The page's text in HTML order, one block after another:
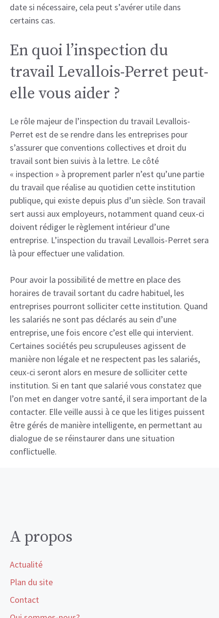
date si nécessaire, cela peut s’avérer utile dans
certains cas.
En quoi l’inspection du
travail Levallois-Perret peut-
elle vous aider ?
Le rôle majeur de l’inspection du travail Levallois-
Perret est de se rendre dans les entreprises pour
s’assurer que conventions collectives et droit du
travail sont bien suivis à la lettre. Le côté
« inspection » à proprement parler n’est qu’une partie
du travail que réalise au quotidien cette institution
publique, qui existe depuis plus d’un siècle. Son travail
sert aussi aux employeurs, notamment quand ceux-ci
doivent rédiger le règlement intérieur d’une
entreprise. L’inspection du travail Levallois-Perret sera
là pour effectuer une validation.
Pour avoir la possibilité de mettre en place des
horaires de travail sortant du cadre habituel, les
entreprises pourront solliciter cette institution. Quand
les salariés ne sont pas déclarés au sein d’une
entreprise, une fois encore c’est elle qui intervient.
Certaines sociétés peu scrupuleuses agissent de
manière non légale et ne respectent pas les salariés,
ceux-ci seront alors en mesure de solliciter cette
institution. Si en tant que salarié vous constatez que
l’on met en danger votre santé, il sera important de la
contacter. Elle veille aussi à ce que les litiges puissent
être gérés de manière intelligente, en permettant au
dialogue de se réinstaurer dans une situation
conflictuelle.
A propos
Actualité
Plan du site
Contact